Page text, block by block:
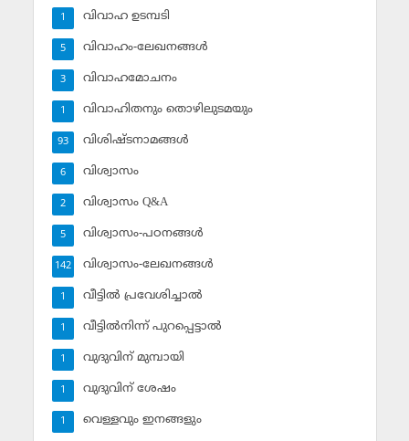
വിവാഹ ഉടമ്പടി
1
വിവാഹം-ലേഖനങ്ങള്‍
5
വിവാഹമോചനം
3
വിവാഹിതനും തൊഴിലുടമയും
1
വിശിഷ്ടനാമങ്ങള്‍
93
വിശ്വാസം
6
വിശ്വാസം Q&A
2
വിശ്വാസം-പഠനങ്ങള്‍
5
വിശ്വാസം-ലേഖനങ്ങള്‍
142
വീട്ടില്‍ പ്രവേശിച്ചാല്‍
1
വീട്ടില്‍നിന്ന് പുറപ്പെട്ടാല്‍
1
വുദുവിന് മുമ്പായി
1
വുദുവിന് ശേഷം
1
വെള്ളവും ഇനങ്ങളും
1